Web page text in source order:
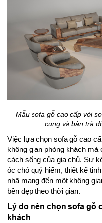
Mẫu sofa gỗ cao cấp với
cung và bàn trà
Việc lựa chọn sofa gỗ cao
không gian phòng khách mà
cách sống của gia chủ. Sự
óc chó quý hiếm, thiết kế
nhã mang đến một không
bền đẹp theo thời gian.
Lý do nên chọn sofa gỗ
khách